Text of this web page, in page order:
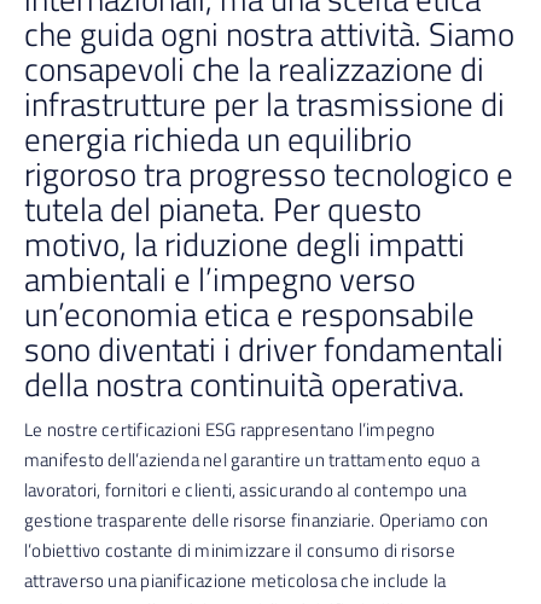
che guida ogni nostra attività. Siamo
consapevoli che la realizzazione di
infrastrutture per la trasmissione di
energia richieda un equilibrio
rigoroso tra progresso tecnologico e
tutela del pianeta. Per questo
motivo, la riduzione degli impatti
ambientali e l’impegno verso
un’economia etica e responsabile
sono diventati i driver fondamentali
della nostra continuità operativa.
Le nostre certificazioni ESG rappresentano l’impegno
manifesto dell’azienda nel garantire un trattamento equo a
lavoratori, fornitori e clienti, assicurando al contempo una
gestione trasparente delle risorse finanziarie. Operiamo con
l’obiettivo costante di minimizzare il consumo di risorse
attraverso una pianificazione meticolosa che include la